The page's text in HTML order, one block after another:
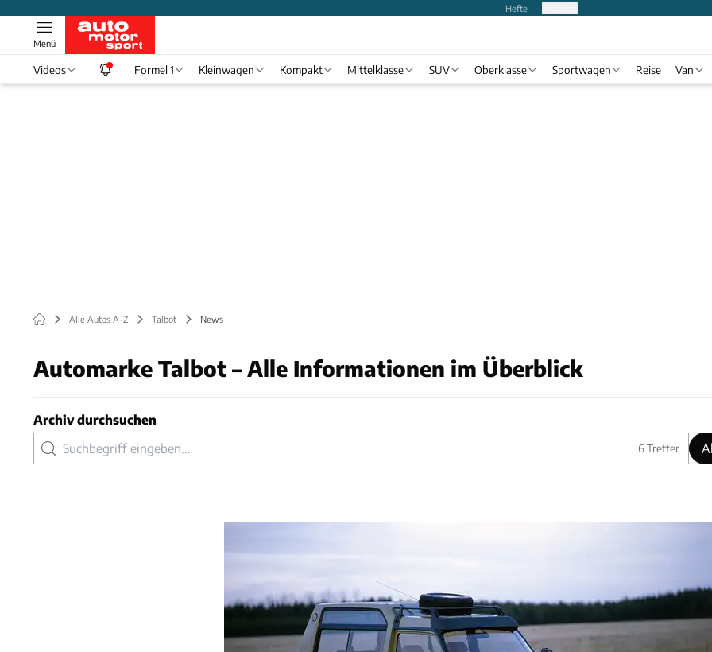
Hefte
Menü
Videos Formel 1 Kleinwagen Kompakt Mittelklasse SUV Oberklasse Sportwagen Reise Van
Alle Autos A-Z Talbot News
Automarke Talbot – Alle Informationen im Überblick
Archiv durchsuchen
6Treffer